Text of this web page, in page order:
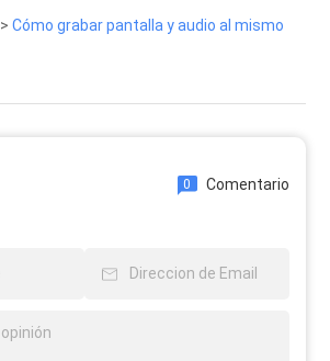
>Cómo grabar pantalla y audio al mismo
0 Comentario